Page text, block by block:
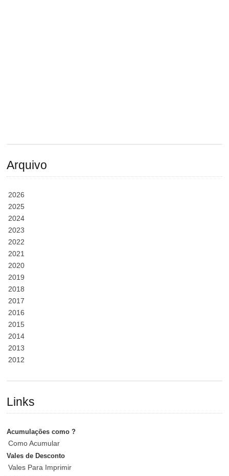
Arquivo
2026
2025
2024
2023
2022
2021
2020
2019
2018
2017
2016
2015
2014
2013
2012
Links
Acumulações como ?
Como Acumular
Vales de Desconto
Vales Para Imprimir